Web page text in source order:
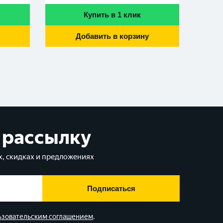
Купить в 1 клик
Добавить в корзину
скидках и предложениях
Подписаться
соглашением.